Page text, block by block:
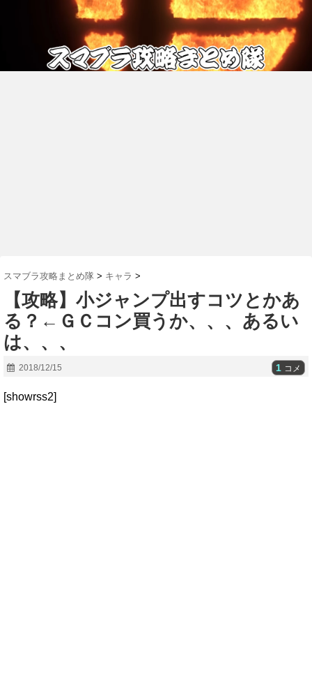
スマブラ攻略まとめ隊 > キャラ >
【攻略】小ジャンプ出すコツとかあ
る？←ＧＣコン買うか、、、あるい
は、、、
2018/12/15 1 コメ
[showrss2]